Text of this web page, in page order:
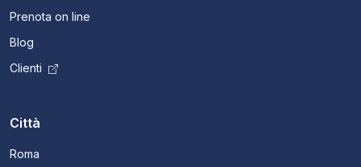
Prenota on line
Blog
Clienti
Città
Roma